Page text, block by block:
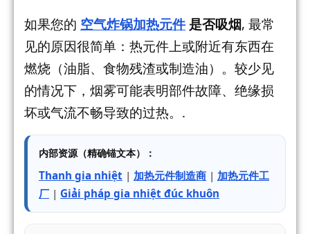
如果您的 空气炸锅加热元件 是否吸烟, 最常
见的原因很简单：热元件上或附近有东西在
燃烧（油脂、食物残渣或制造油）。较少见
的情况下，烟雾可能表明部件故障、绝缘损
坏或气流不畅导致的过热。.
内部资源（精确锚文本）：
Thanh gia nhiệt | 加热元件制造商 | 加热元件工
厂 | Giải pháp gia nhiệt đúc khuôn